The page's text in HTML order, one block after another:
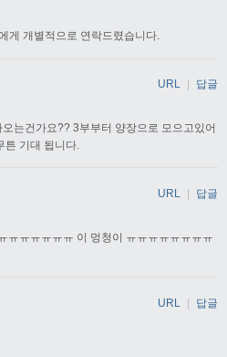
게 개별적으로 연락드렸습니다.
는건가요?? 3부부터 양장으로 모으고있어
튼 기대 됩니다.
URL 답글
ㅠㅠㅠㅠㅠㅠ 이 멍청이 ㅠㅠㅠㅠㅠㅠㅠㅠ
URL | 답글
URL | 답글